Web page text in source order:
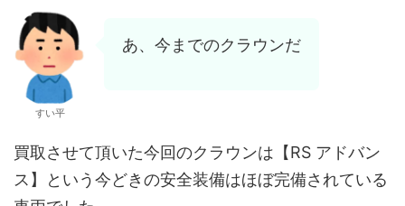
すい平
あ、今までのクラウンだ
買取させて頂いた今回のクラウンは【RS アドバン
ス】という今どきの安全装備はほぼ完備されている